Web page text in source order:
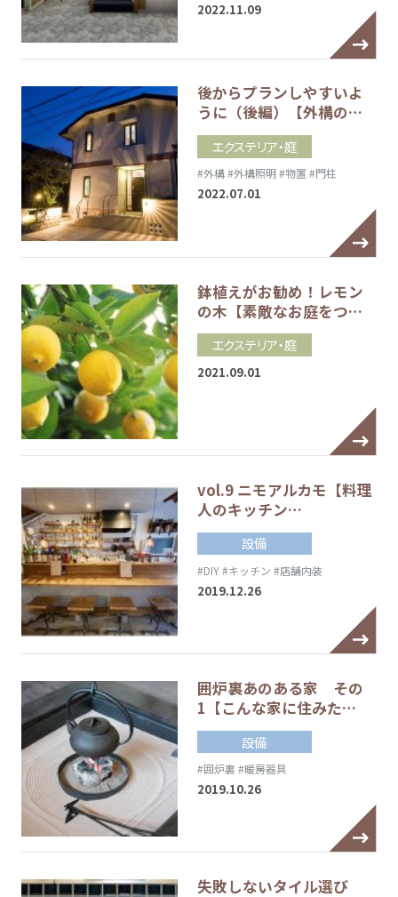
2022.11.09
後からプランしやすいよ
うに（後編）【外構の…
エクステリア・庭
#外構#外構照明 #物置 #門柱
2022.07.01
鉢植えがお勧め！レモン
の木【素敵なお庭をつ…
エクステリア・庭
2021.09.01
vol.9 ニモアルカモ【料理
人のキッチン…
設備
#DIY#キッチン #店舗内装
2019.12.26
囲炉裏あのある家 その
1【こんな家に住みた…
設備
#囲炉裏 #暖房器具
2019.10.26
失敗しないタイル選び